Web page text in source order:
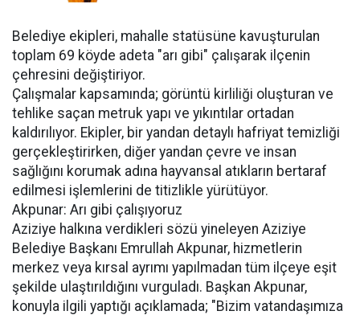
Belediye ekipleri, mahalle statüsüne kavuşturulan
toplam 69 köyde adeta "arı gibi" çalışarak ilçenin
çehresini değiştiriyor.
Çalışmalar kapsamında; görüntü kirliliği oluşturan ve
tehlike saçan metruk yapı ve yıkıntılar ortadan
kaldırılıyor. Ekipler, bir yandan detaylı hafriyat temizliği
gerçekleştirirken, diğer yandan çevre ve insan
sağlığını korumak adına hayvansal atıkların bertaraf
edilmesi işlemlerini de titizlikle yürütüyor.
Akpunar: Arı gibi çalışıyoruz
Aziziye halkına verdikleri sözü yineleyen Aziziye
Belediye Başkanı Emrullah Akpunar, hizmetlerin
merkez veya kırsal ayrımı yapılmadan tüm ilçeye eşit
şekilde ulaştırıldığını vurguladı. Başkan Akpunar,
konuyla ilgili yaptığı açıklamada; "Bizim vatandaşımıza